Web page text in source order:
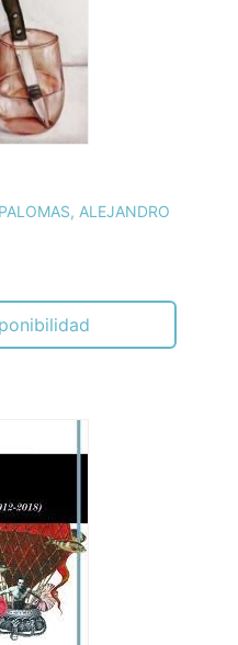
PALOMAS, ALEJANDRO